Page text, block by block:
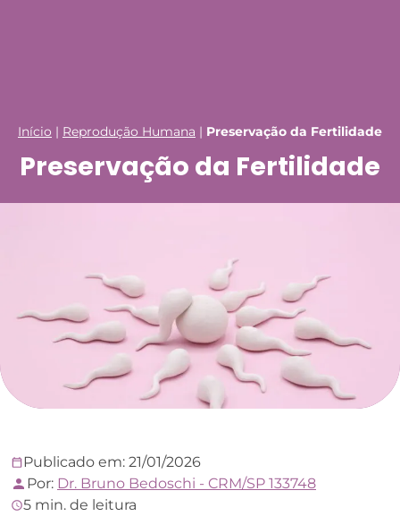
Início | Reprodução Humana | Preservação da Fertilidade
Preservação da Fertilidade
Publicado em: 21/01/2026
Por: Dr. Bruno Bedoschi - CRM/SP 133748
5 min. de leitura